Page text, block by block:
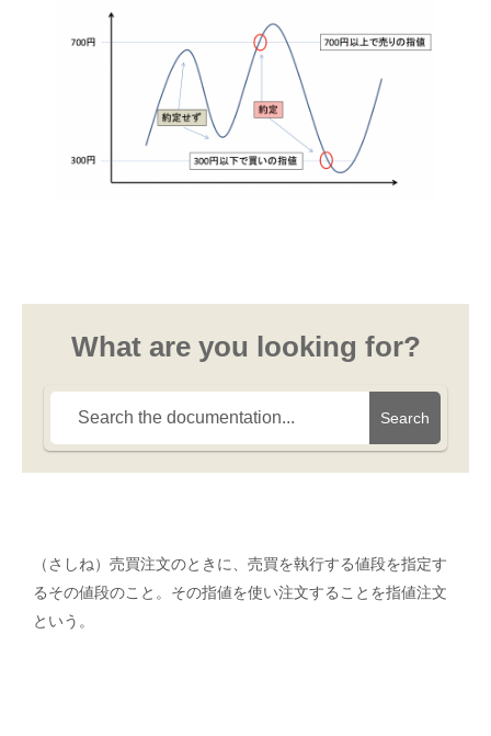
What are you looking for?
Search
（さしね）売買注文のときに、売買を執行する値段を指定す
るその値段のこと。その指値を使い注文することを指値注文
という。